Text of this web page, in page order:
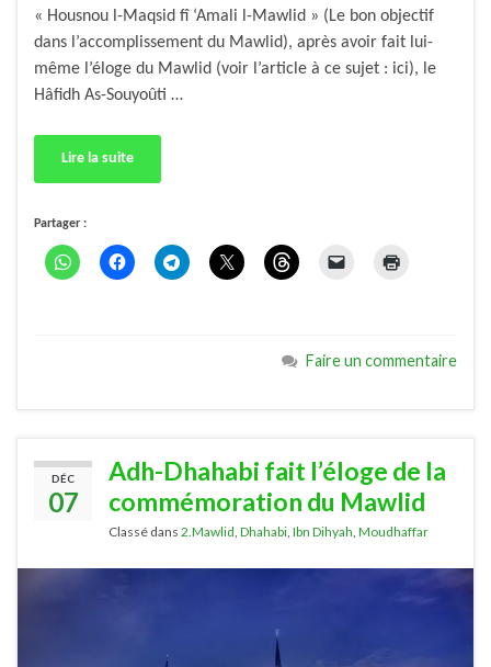
« Housnou l-Maqsid fî ‘Amali l-Mawlid » (Le bon objectif
dans l’accomplissement du Mawlid), après avoir fait lui-
même l’éloge du Mawlid (voir l’article à ce sujet : ici), le
Hâfidh As-Souyoûti …
Lire la suite
Partager :
Faire un commentaire
DÉC
07
Adh-Dhahabi fait l’éloge de la
commémoration du Mawlid
Classé dans 2.Mawlid, Dhahabi, Ibn Dihyah, Moudhaffar